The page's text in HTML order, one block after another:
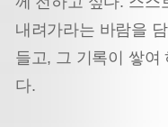
내려가라는 바람을
들고, 그 기록이 쌓여
다.